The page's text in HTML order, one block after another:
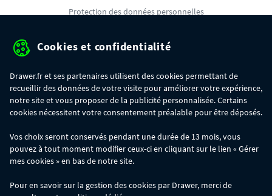
Protection des données personnelles
Gérer mes cookies
commande :
- 30€ sur votre commande dès 300€ d'achat, avec le code BIKINI30
- 50€ sur votre commande dès 500€ d'achat, avec le code BIKINI50
Les codes BIKINI30, BIKINI50 et BIKINI100 ne sont valables que sur
www.drawer.fr; ils ne sont pas cumulables entre eux, ni avec d'autres codes
Cookies et confidentialité
Drawer.fr et ses partenaires utilisent des cookies permettant de
recueillir des données de votre visite pour améliorer votre expérience,
notre site et vous proposer de la publicité personnalisée. Certains
cookies nécessitent votre consentement préalable pour être déposés.
Vos choix seront conservés pendant une durée de 13 mois, vous
pouvez à tout moment modifier ceux-ci en cliquant sur le lien « Gérer
mes cookies » en bas de notre site.
Pour en savoir sur la gestion des cookies par Drawer, merci de